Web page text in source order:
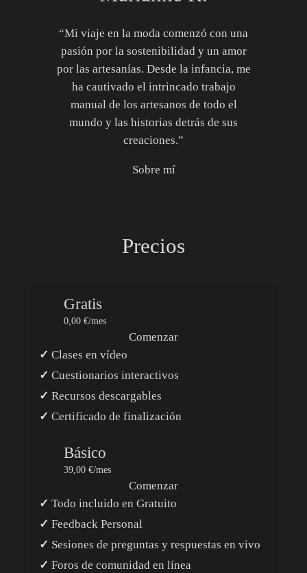
“Mi viaje en la moda comenzó con una
pasión por la sostenibilidad y un amor
por las artesanías. Desde la infancia, me
ha cautivado el intrincado trabajo
manual de los artesanos de todo el
mundo y las historias detrás de sus
creaciones.”
Sobre mí
Precios
Gratis
0,00 €/mes
Comenzar
✓ Clases en vídeo
✓ Cuestionarios interactivos
✓ Recursos descargables
✓ Certificado de finalización
Básico
39,00 €/mes
Comenzar
✓ Todo incluido en Gratuito
✓ Feedback Personal
✓ Sesiones de preguntas y respuestas en vivo
✓ Foros de comunidad en línea